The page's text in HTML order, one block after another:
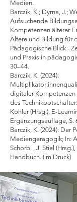
Medien.
Barczik, K.; Dyrna, J.;
Aufsuchende
Kompetenzen älterer
Ältere und Bildung für
Pädagogische Blick -
und Praxis in
30–44.
Barczik, K. (2024):
digitaler Kompetenzen
des
Köhler (Hrsg.), E-
Ergänzungsauflage, S.
Barczik, K. (2024): Der
Mediengeragogik; In:
Schorb, , J. Stiel
Handbuch. (im Druck)